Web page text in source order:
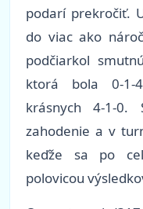
podarí prekročiť.
do viac ako
podčiarkol
ktorá bola 0-1-
krásnych 4-1-
zahodenie a v
keďže sa po
polovicou